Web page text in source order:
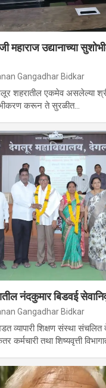
महाराज उद्यानाच्या
Gangadhar Bidkar
शहरातील एकमेव असलेल्या
करून ते सुरळीत…
नंदकुमार बिडवई
Gangadhar Bidkar
व्यापारी शिक्षण संस्था
कर्मचारी तथा शिष्यवृत्ती